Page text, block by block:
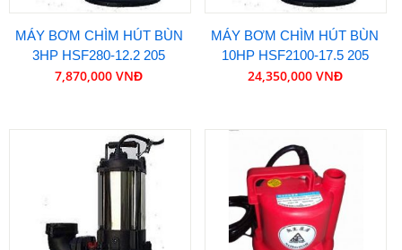
MÁY BƠM CHÌM HÚT BÙN
3HP HSF280-12.2 205
7,870,000 VNĐ
MÁY BƠM CHÌM HÚT BÙN
10HP HSF2100-17.5 205
24,350,000 VNĐ